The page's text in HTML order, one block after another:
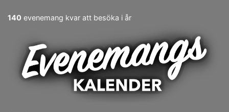
140 evenemang kvar att besöka i år